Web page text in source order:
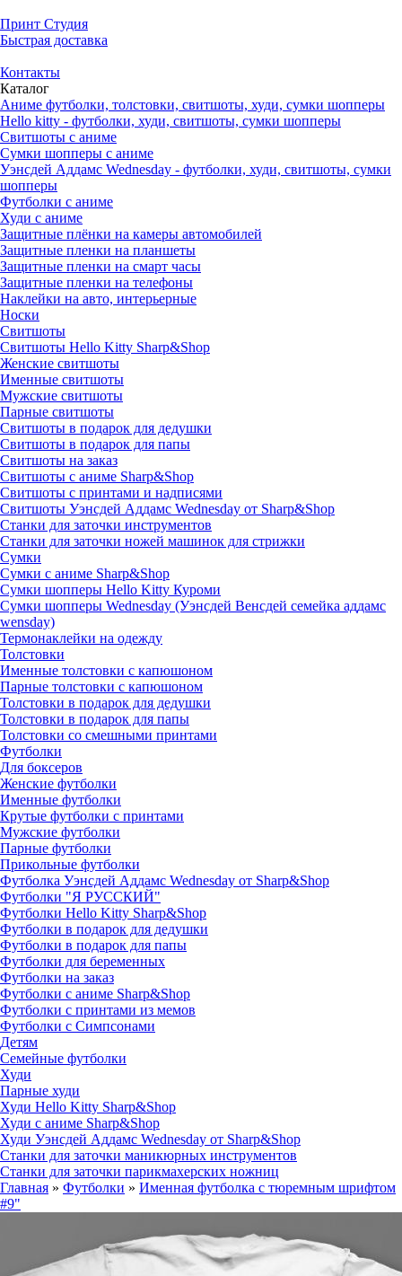
Принт Студия
Быстрая доставка
Контакты
Каталог
Аниме футболки, толстовки, свитшоты, худи, сумки шопперы
Hello kitty - футболки, худи, свитшоты, сумки шопперы
Свитшоты с аниме
Сумки шопперы с аниме
Уэнсдей Аддамс Wednesday - футболки, худи, свитшоты, сумки
шопперы
Футболки с аниме
Худи с аниме
Защитные плёнки на камеры автомобилей
Защитные пленки на планшеты
Защитные пленки на смарт часы
Защитные пленки на телефоны
Наклейки на авто, интерьерные
Носки
Свитшоты
Cвитшоты Hello Kitty Sharp&Shop
Женские свитшоты
Именные свитшоты
Мужские свитшоты
Парные свитшоты
Свитшоты в подарок для дедушки
Свитшоты в подарок для папы
Свитшоты на заказ
Свитшоты с аниме Sharp&Shop
Свитшоты с принтами и надписями
Свитшоты Уэнсдей Аддамс Wednesday от Sharp&Shop
Станки для заточки инструментов
Станки для заточки ножей машинок для стрижки
Сумки
Сумки с аниме Sharp&Shop
Сумки шопперы Hello Kitty Куроми
Сумки шопперы Wednesday (Уэнсдей Венсдей семейка аддамс
wensday)
Термонаклейки на одежду
Толстовки
Именные толстовки с капюшоном
Парные толстовки с капюшоном
Толстовки в подарок для дедушки
Толстовки в подарок для папы
Толстовки со смешными принтами
Футболки
Для боксеров
Женские футболки
Именные футболки
Крутые футболки с принтами
Мужские футболки
Парные футболки
Прикольные футболки
Футболка Уэнсдей Аддамс Wednesday от Sharp&Shop
Футболки "Я РУССКИЙ"
Футболки Hello Kitty Sharp&Shop
Футболки в подарок для дедушки
Футболки в подарок для папы
Футболки для беременных
Футболки на заказ
Футболки с аниме Sharp&Shop
Футболки с принтами из мемов
Футболки с Симпсонами
Детям
Семейные футболки
Худи
Парные худи
Худи Hello Kitty Sharp&Shop
Худи с аниме Sharp&Shop
Худи Уэнсдей Аддамс Wednesday от Sharp&Shop
Станки для заточки маникюрных инструментов
Станки для заточки парикмахерских ножниц
Главная » Футболки » Именная футболка с тюремным шрифтом
#9"